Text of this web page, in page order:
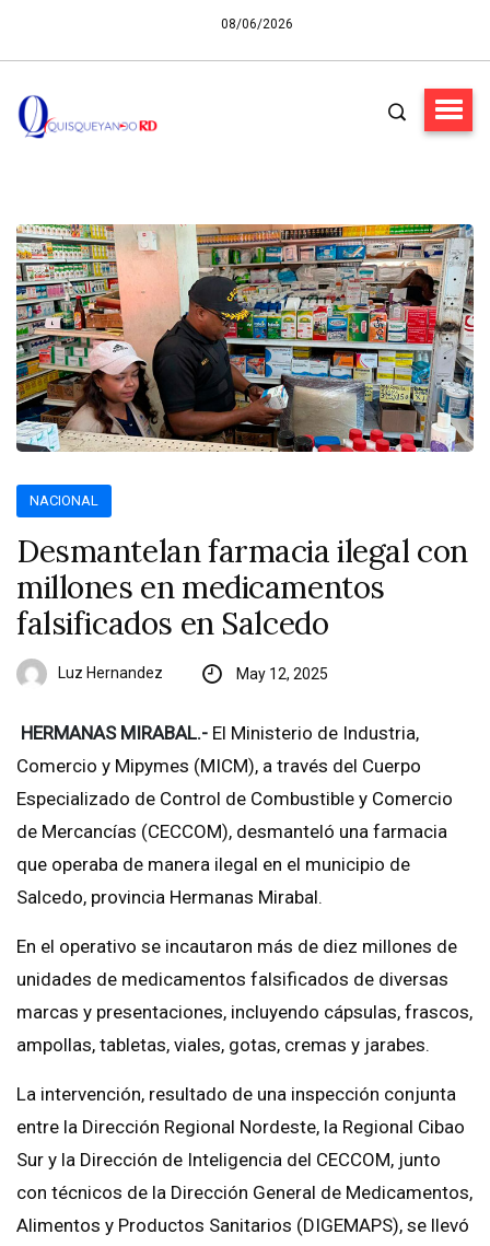
08/06/2026
NACIONAL
Desmantelan farmacia ilegal con
millones en medicamentos
falsificados en Salcedo
Luz Hernandez May 12, 2025
HERMANAS MIRABAL.- El Ministerio de Industria,
Comercio y Mipymes (MICM), a través del Cuerpo
Especializado de Control de Combustible y Comercio
de Mercancías (CECCOM), desmanteló una farmacia
que operaba de manera ilegal en el municipio de
Salcedo, provincia Hermanas Mirabal.
En el operativo se incautaron más de diez millones de
unidades de medicamentos falsificados de diversas
marcas y presentaciones, incluyendo cápsulas, frascos,
ampollas, tabletas, viales, gotas, cremas y jarabes.
La intervención, resultado de una inspección conjunta
entre la Dirección Regional Nordeste, la Regional Cibao
Sur y la Dirección de Inteligencia del CECCOM, junto
con técnicos de la Dirección General de Medicamentos,
Alimentos y Productos Sanitarios (DIGEMAPS), se llevó